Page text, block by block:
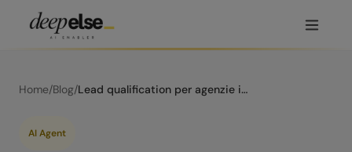
Home/Blog/ Lead qualification per agenzie immobiliari con Voice AI
AI Agent